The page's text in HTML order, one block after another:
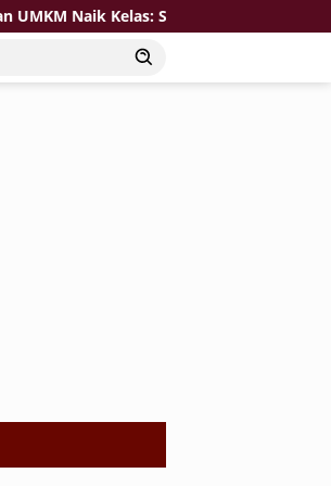
Satgas TMMD 129 Bojonegoro